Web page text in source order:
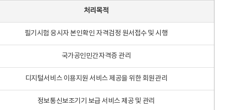
처리목적
필기시험 응시자 본인확인 자격검정 원서접수 및 시행
국가공인민간자격증 관리
디지털서비스 이용지원 서비스 제공을 위한 회원관리
정보통신보조기기 보급 서비스 제공 및 관리